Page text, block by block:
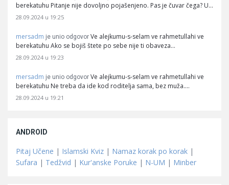
berekatuhu Pitanje nije dovoljno pojašenjeno. Pas je čuvar čega? U…
28.09.2024 u 19:25
mersadm je unio odgovor Ve alejkumu-s-selam ve rahmetullahi ve
berekatuhu Ako se bojiš štete po sebe nije ti obaveza…
28.09.2024 u 19:23
mersadm je unio odgovor Ve alejkumu-s-selam ve rahmetullahi ve
berekatuhu Ne treba da ide kod roditelja sama, bez muža.…
28.09.2024 u 19:21
ANDROID
Pitaj Učene | Islamski Kviz | Namaz korak po korak |
Sufara | Tedžvid | Kur'anske Poruke | N-UM | Minber